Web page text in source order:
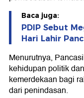
Baca juga:
PDIP Sebut
Hari Lahir
Menurutnya,
kehidupan politik
kemerdekaan bagi
dari penindasan.